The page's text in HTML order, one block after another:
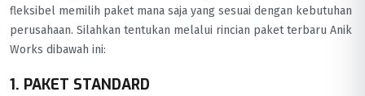
fleksibel memilih paket mana saja yang sesuai dengan kebutuhan
perusahaan. Silahkan tentukan melalui rincian paket terbaru Anik
Works dibawah ini:
1. PAKET STANDARD